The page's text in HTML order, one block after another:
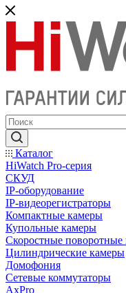
Каталог
HiWatch Pro-серия
CКУД
IP-оборудование
IP-видеорегистраторы
Компактные камеры
Купольные камеры
Скоростные поворотные
Цилиндрические камеры
Домофония
Сетевые коммутаторы
AxPro